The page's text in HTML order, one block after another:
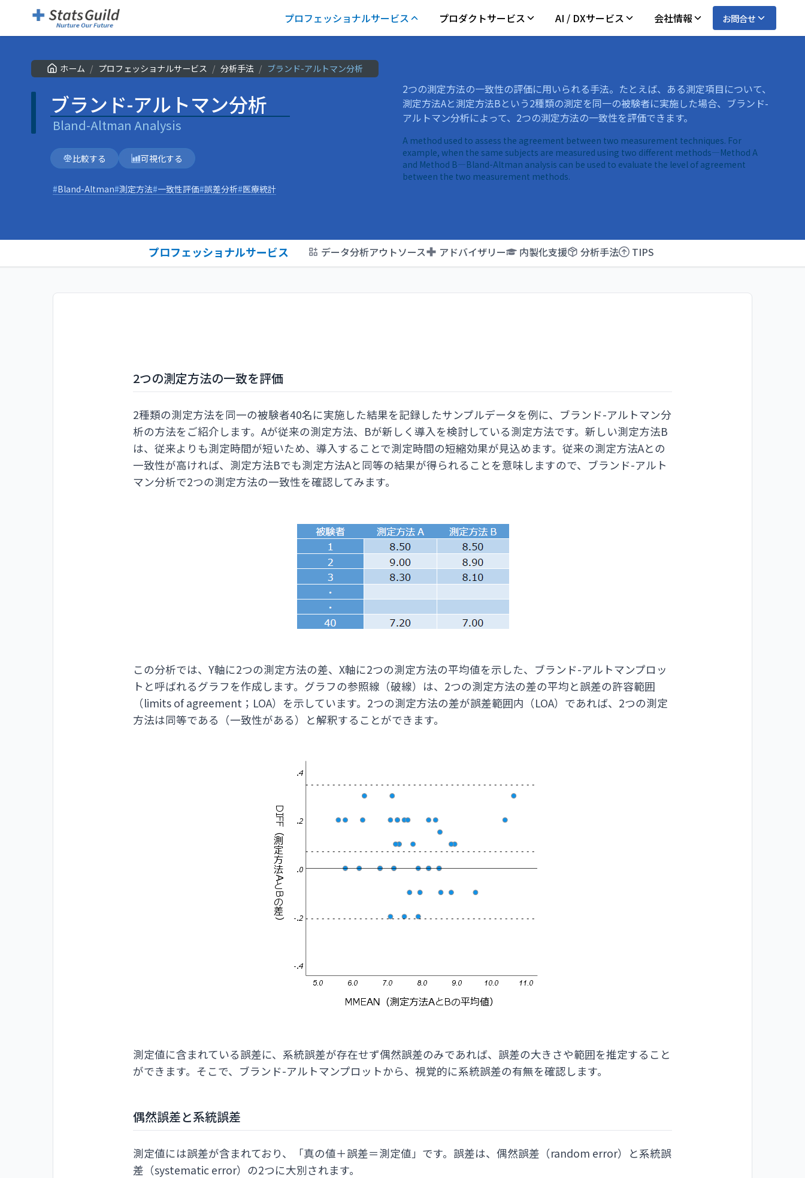
プロフェッショナルサービス プロダクトサービス AI / DXサービス 会社情報 お問合せ
ブランド-アルトマン分析
ホーム / プロフェッショナルサービス / 分析手法 / ブランド-アルトマン分析
ブランド-アルトマン分析
Bland-Altman Analysis
比較する 可視化する
#Bland-Altman#測定方法#一致性評価#誤差分析#医療統計
2つの測定方法の一致性の評価に用いられる手法。たとえば、ある測定項目について、
測定方法Aと測定方法Bという2種類の測定を同一の被験者に実施した場合、ブランド-
アルトマン分析によって、2つの測定方法の一致性を評価できます。
A method used to assess the agreement between two measurement techniques. For
example, when the same subjects are measured using two different methods—Method A
and Method B—Bland-Altman analysis can be used to evaluate the level of agreement
between the two measurement methods.
プロフェッショナルサービス データ分析アウトソース アドバイザリー 内製化支援 分析手法 TIPS
2つの測定方法の一致を評価
2種類の測定方法を同一の被験者40名に実施した結果を記録したサンプルデータを例に、ブランド-アルトマン分
析の方法をご紹介します。Aが従来の測定方法、Bが新しく導入を検討している測定方法です。新しい測定方法B
は、従来よりも測定時間が短いため、導入することで測定時間の短縮効果が見込めます。従来の測定方法Aとの
一致性が高ければ、測定方法Bでも測定方法Aと同等の結果が得られることを意味しますので、ブランド-アルト
マン分析で2つの測定方法の一致性を確認してみます。
この分析では、Y軸に2つの測定方法の差、X軸に2つの測定方法の平均値を示した、ブランド-アルトマンプロッ
トと呼ばれるグラフを作成します。グラフの参照線（破線）は、2つの測定方法の差の平均と誤差の許容範囲
（limits of agreement；LOA）を示しています。2つの測定方法の差が誤差範囲内（LOA）であれば、2つの測定
方法は同等である（一致性がある）と解釈することができます。
測定値に含まれている誤差に、系統誤差が存在せず偶然誤差のみであれば、誤差の大きさや範囲を推定すること
ができます。そこで、ブランド-アルトマンプロットから、視覚的に系統誤差の有無を確認します。
偶然誤差と系統誤差
測定値には誤差が含まれており、「真の値＋誤差＝測定値」です。誤差は、偶然誤差（random error）と系統誤
差（systematic error）の2つに大別されます。